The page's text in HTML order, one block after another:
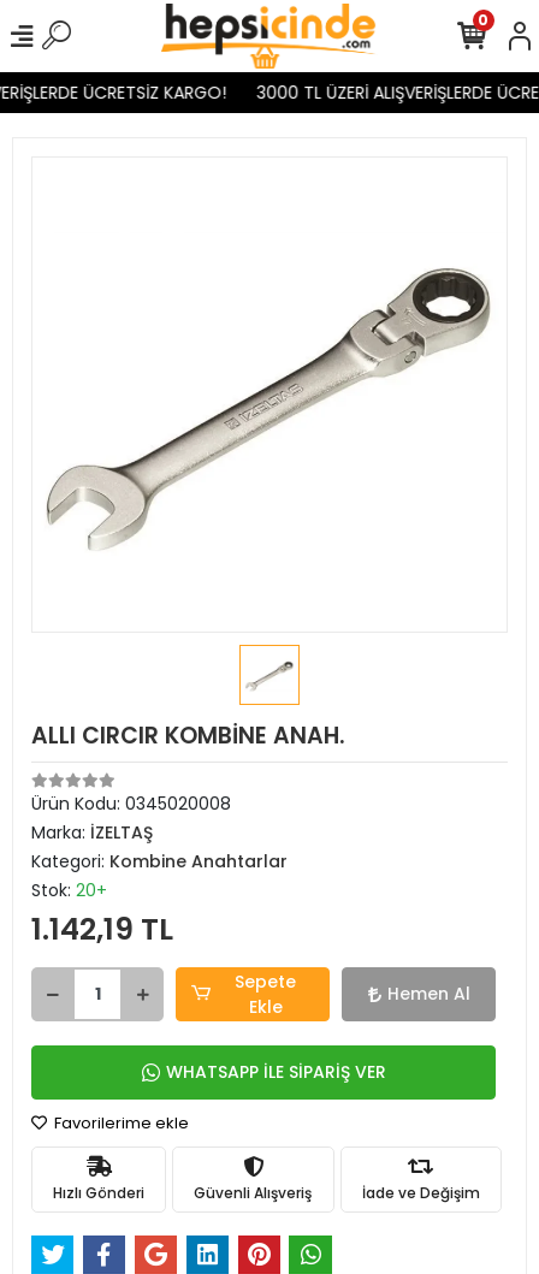
ÜCRETSİZ KARGO! 3000 TL ÜZERİ ALIŞVERİŞLERDE
0
ALLI CIRCIR KOMBİNE ANAH.
Ürün Kodu: 0345020008
Marka: İZELTAŞ
Kategori: Kombine Anahtarlar
Stok: 20+
1.142,19 TL
Sepete
Ekle
Hemen Al
WHATSAPP İLE SİPARİŞ VER
Favorilerime ekle
Hızlı Gönderi Güvenli Alışveriş İade ve Değişim